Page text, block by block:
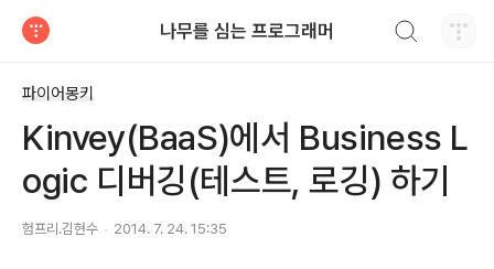
나무를 심는 프로그래머
파이어몽키
Kinvey(BaaS)에서 Business L
ogic 디버깅(테스트, 로깅) 하기
험프리.김현수 2014. 7. 24. 15:35